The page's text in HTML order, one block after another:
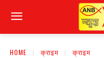
HOME क्राइम क्राइम